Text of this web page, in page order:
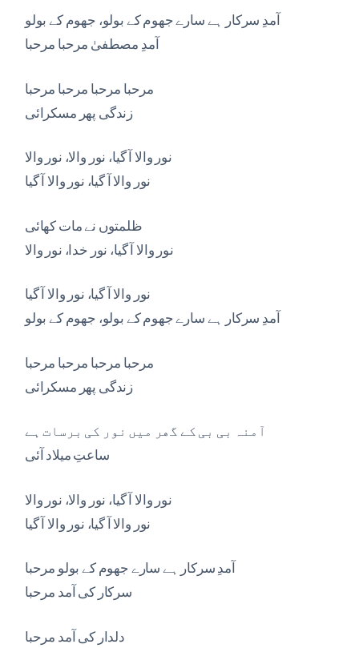
آمدِ سرکار ہے سارے جھوم کے بولو، جھوم کے بولو
آمدِ مصطفیٰ مرحبا مرحبا
مرحبا مرحبا مرحبا مرحبا
زندگی پھر مسکرائی
نور والا آ گیا، نور والا، نور والا
نور والا آ گیا، نور والا آ گیا
ظلمتوں نے مات کھائی
نور والا آ گیا، نور خدا، نور والا
نور والا آ گیا، نور والا آ گیا
آمدِ سرکار ہے سارے جھوم کے بولو، جھوم کے بولو
مرحبا مرحبا مرحبا مرحبا
زندگی پھر مسکرائی
آمنہ بی بی کے گھر میں نور کی برسات ہے
ساعتِ میلاد آئی
نور والا آ گیا، نور والا، نور والا
نور والا آ گیا، نور والا آ گیا
آمدِ سرکار ہے سارے جھوم کے بولو مرحبا
سرکار کی آمد مرحبا
دلدار کی آمد مرحبا